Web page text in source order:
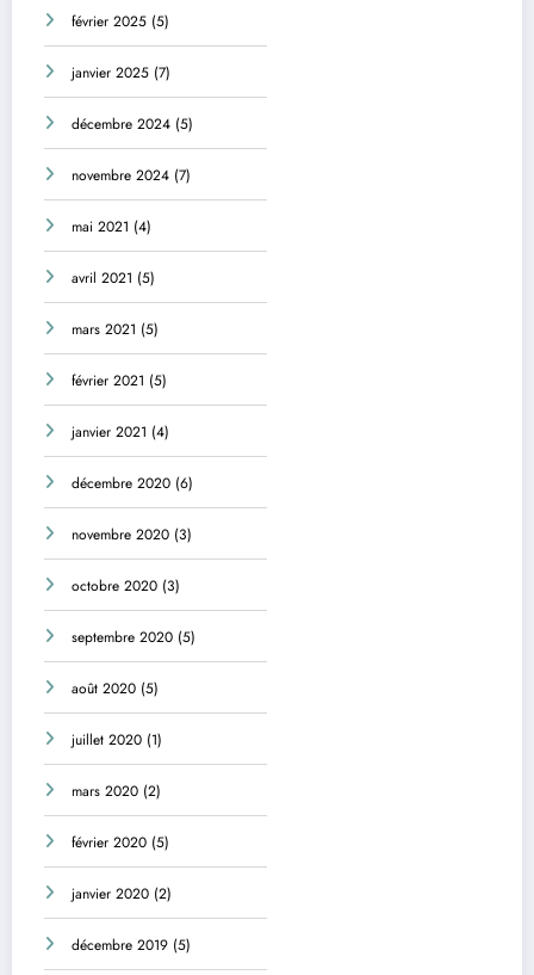
février 2025 (5)
janvier 2025 (7)
décembre 2024 (5)
novembre 2024 (7)
mai 2021 (4)
avril 2021 (5)
mars 2021 (5)
février 2021 (5)
janvier 2021 (4)
décembre 2020 (6)
novembre 2020 (3)
octobre 2020 (3)
septembre 2020 (5)
août 2020 (5)
juillet 2020 (1)
mars 2020 (2)
février 2020 (5)
janvier 2020 (2)
décembre 2019 (5)